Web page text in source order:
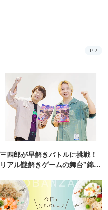
PR
三四郎が早解きバトルに挑戦！
リアル謎解きゲームの舞台"錦糸